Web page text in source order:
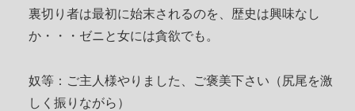
裏切り者は最初に始末されるのを、歴史は興味なし
か・・・ゼニと女には貪欲でも。
奴等：ご主人様やりました、ご褒美下さい（尻尾を激
しく振りながら）